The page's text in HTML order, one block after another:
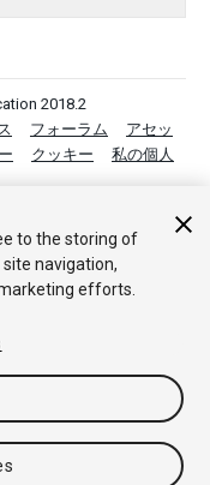
2018.2
フォーラム
アセッ
クッキー
私の個人
フィードバック
to the storing of
navigation,
efforts.